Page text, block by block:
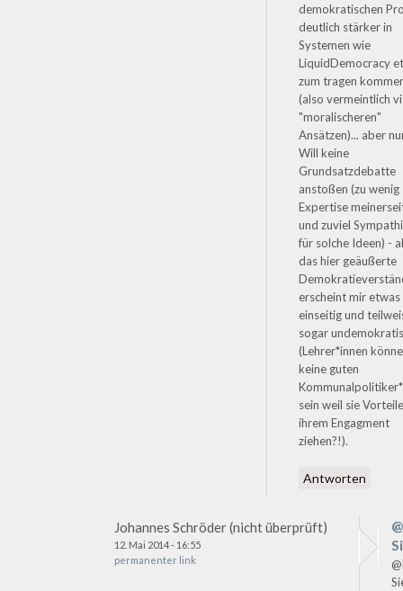
demokratischen
deutlich stärker in
Systemen wie
LiquidDemocracy
zum tragen
(also vermeintlich
"moralischeren"
Ansätzen)... aber
Will keine
Grundsatzdebatte
anstoßen (zu wenig
Expertise
und zuviel
für solche Ideen) -
das hier geäußerte
erscheint mir etwas
einseitig und
sogar
(Lehrer*innen
keine guten
sein weil sie
ihrem Engagment
ziehen?!).
Antworten
Johannes Schröder (nicht überprüft)
12. Mai 2014 - 16:55
permanenter link